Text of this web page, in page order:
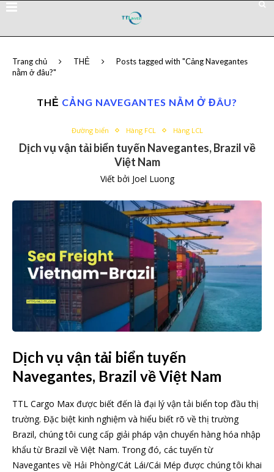
Trang chủ THẺ
Posts tagged with "Cảng Navegantes
nằm ở đâu?"
THẺ CẢNG NAVEGANTES NẰM Ở ĐÂU?
Đường biển Hàng FCL Hàng LCL
Dịch vụ vận tải biển tuyến Navegantes, Brazil về
Việt Nam
Viết bởi Joel Luong
Dịch vụ vận tải biển tuyến
Navegantes, Brazil về Việt Nam
TTL Cargo Max được biết đến là đại lý vận tải biển top đầu thị
trường. Đặc biệt kinh nghiệm và hiểu biết rõ về thị trường
Brazil, chúng tôi cung cấp giải pháp vận chuyển hàng hóa nhập
khẩu từ Brazil về Việt Nam. Trong đó, các tuyến từ
Navegantes về Hải Phòng/Cát Lái/Cái Mép được chúng tôi khai